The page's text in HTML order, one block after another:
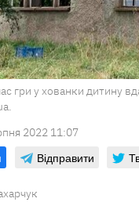
гри у хованки дитину
2022 11:07
Відправити